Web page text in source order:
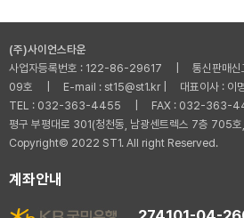
(주)사이언스타운
사업자등록번호 : 122-86-29617 | 통신판매신
09호 | E-mail : st15@st1.kr | 대표이사 : 이
TEL : 032-363-4455 | FAX : 032-363-
평구 부평대로 301(청천동, 남광센트렉스 7층 705
Copyright© 2022 ST1. All right Reserved.
계좌안내